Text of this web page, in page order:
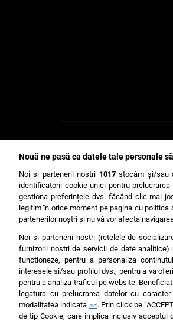
AI UN PONT?
Nouă ne pasă ca datele tale personale
Noi și partenerii noștri 1017stocăm și/sau
identificatorii cookie unici pentru
gestiona preferințele dvs. făcând clic mai
legitim în orice moment pe pagina cu
partenerilor noștri și nu vă vor afecta
Noi si partenerii nostri (retelele de
furnizorii nostri de servicii de date
functioneze, pentru a personaliza
interesele si/sau profilul dvs., pentru a va
pentru a analiza traficul pe website.
legatura cu prelucrarea datelor cu
modalitatea indicata aici. Prin click pe
de tip Cookie, care implica inclusiv acceptul